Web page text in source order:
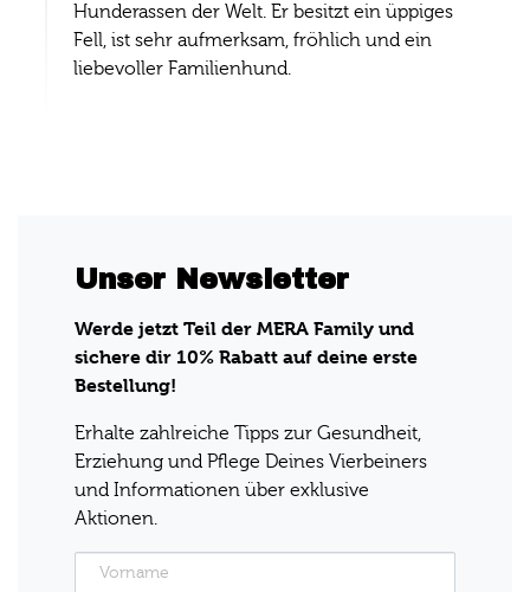
Hunderassen der Welt. Er besitzt ein üppiges
Fell, ist sehr aufmerksam, fröhlich und ein
liebevoller Familienhund.
Unser Newsletter
Werde jetzt Teil der MERA Family und
sichere dir 10% Rabatt auf deine erste
Bestellung!
Erhalte zahlreiche Tipps zur Gesundheit,
Erziehung und Pflege Deines Vierbeiners
und Informationen über exklusive
Aktionen.